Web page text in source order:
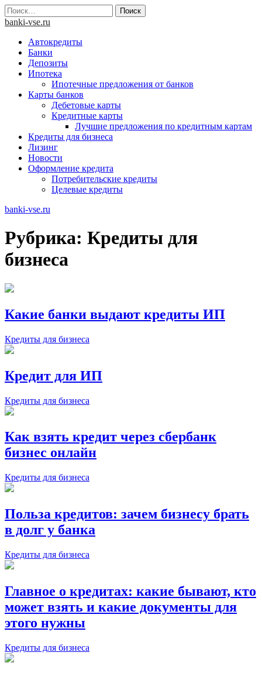
Skip
to
Найти:
banki-vse.ru
Автокредиты
Банки
Депозиты
Ипотека
Ипотечные предложения от банков
Карты банков
Дебетовые карты
Кредитные карты
Лучшие предложения по кредитным картам
Кредиты для бизнеса
Лизинг
Новости
Оформление кредита
Потребительские кредиты
Целевые кредиты
banki-vse.ru
Рубрика: Кредиты для
бизнеса
Какие банки выдают кредиты ИП
Кредиты для бизнеса
Кредит для ИП
Кредиты для бизнеса
Как взять кредит через сбербанк
бизнес онлайн
Кредиты для бизнеса
Польза кредитов: зачем бизнесу брать
в долг у банка
Кредиты для бизнеса
Главное о кредитах: какие бывают, кто
может взять и какие документы для
этого нужны
Кредиты для бизнеса